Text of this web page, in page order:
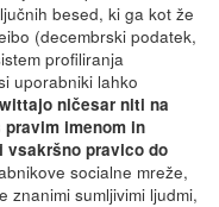
besed, ki ga kot že
(decembrski podatek,
profiliranja
uporabniki lahko
ničesar niti na
imenom in
pravico do
socialne mreže,
znanimi sumljivimi ljudmi,